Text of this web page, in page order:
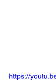
https://